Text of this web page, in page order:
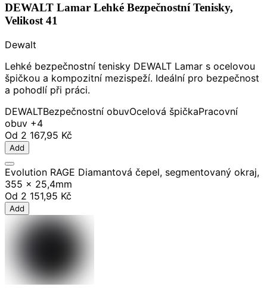
DEWALT Lamar Lehké Bezpečnostní Tenisky,
Velikost 41
Dewalt
Lehké bezpečnostní tenisky DEWALT Lamar s ocelovou
špičkou a kompozitní mezispeží. Ideální pro bezpečnost
a pohodlí při práci.
DEWALTBezpečnostní obuvOcelová špičkaPracovní
obuv +4
Od 2 167,95 Kč
Add
Evolution RAGE Diamantová čepel, segmentovaný okraj,
355 x 25,4mm
Od 2 151,95 Kč
Add